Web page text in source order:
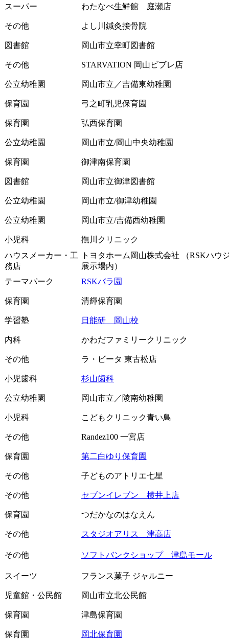
スーパー わたなべ生鮮館 庭瀬店
その他 よし川鍼灸接骨院
図書館 岡山市立幸町図書館
その他 STARVATION 岡山ビブレ店
公立幼稚園 岡山市立／吉備東幼稚園
保育園 弓之町乳児保育園
保育園 弘西保育園
公立幼稚園 岡山市立/岡山中央幼稚園
保育園 御津南保育園
図書館 岡山市立御津図書館
公立幼稚園 岡山市立/御津幼稚園
公立幼稚園 岡山市立/吉備西幼稚園
小児科
撫川クリニック
ハウスメーカー・工
務店
トヨタホーム岡山株式会社 （RSKハウ
展示場内）
テーマパーク
RSKバラ園
保育園 清輝保育園
学習塾 日能研 岡山校
内科 かわだファミリークリニック
その他 ラ・ビータ 東古松店
小児歯科 杉山歯科
公立幼稚園 岡山市立／陵南幼稚園
小児科 こどもクリニック青い鳥
その他 Randez100 一宮店
保育園 第二白ゆり保育園
その他 子どものアトリエ七星
その他 セブンイレブン 横井上店
保育園 つだかなのはなえん
その他 スタジオアリス 津高店
その他 ソフトバンクショップ 津島モール
スイーツ フランス菓子 ジャルニー
児童館・公民館 岡山市立北公民館
保育園 津島保育園
保育園 岡北保育園